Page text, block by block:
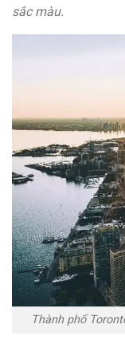
sắc màu.
Thành phố